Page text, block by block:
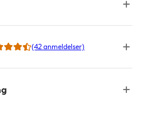
(42 anmeldelser)